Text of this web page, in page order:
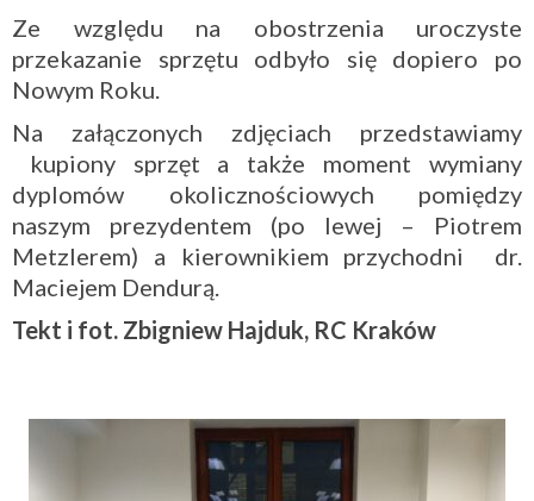
Ze względu na obostrzenia uroczyste
przekazanie sprzętu odbyło się dopiero po
Nowym Roku.
Na załączonych zdjęciach przedstawiamy
kupiony sprzęt a także moment wymiany
dyplomów okolicznościowych pomiędzy
naszym prezydentem (po lewej – Piotrem
Metzlerem) a kierownikiem przychodni dr.
Maciejem Dendurą.
Tekt i fot. Zbigniew Hajduk, RC Kraków